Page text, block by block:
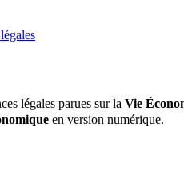
légales parues sur la Vie
en version numérique.